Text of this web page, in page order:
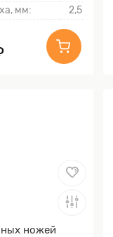
мм:
2,5
ножей